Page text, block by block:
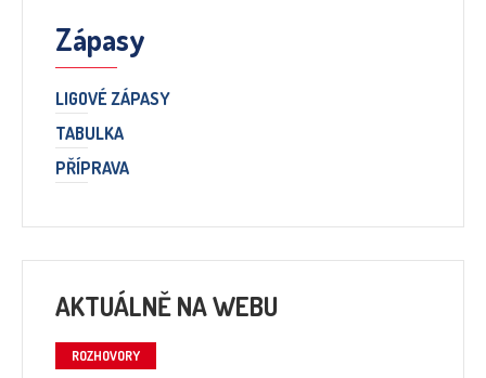
Zápasy
LIGOVÉ ZÁPASY
TABULKA
PŘÍPRAVA
AKTUÁLNĚ NA WEBU
ROZHOVORY